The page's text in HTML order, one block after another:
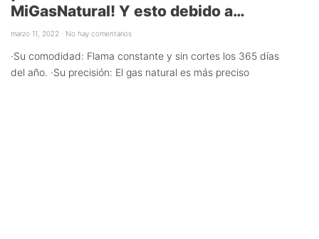
MiGasNatural! Y esto debido a…
marzo 11, 2022 No hay comentarios
·Su comodidad: Flama constante y sin cortes los 365 días
del año. ·Su precisión: El gas natural es más preciso